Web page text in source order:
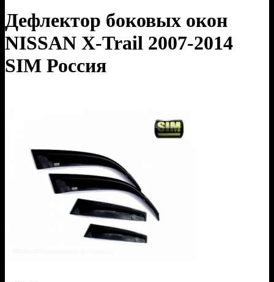
Дефлектор боковых окон
NISSAN X-Trail 2007-2014
SIM Россия